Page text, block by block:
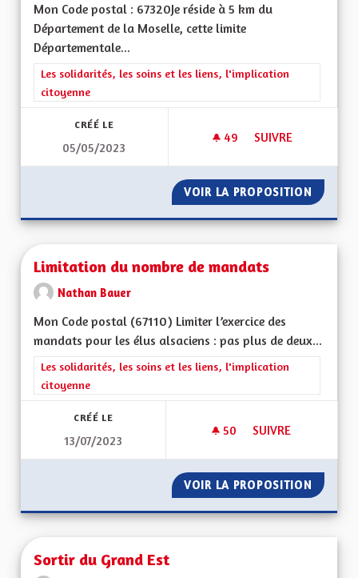
Mon Code postal : 67320Je réside à 5 km du
Département de la Moselle, cette limite
Départementale...
Filtrer les résultats de la catégorie : Les solidarités, les soins
Les solidarités, les soins et les liens, l'implication
citoyenne
CRÉÉ LE
05/05/2023
49 49 ABONNÉS
SUIVRE
VOIR LA PROPOSITION
Limitation du nombre de mandats
Nathan Bauer
Mon Code postal (67110) Limiter l’exercice des
mandats pour les élus alsaciens : pas plus de deux...
Filtrer les résultats de la catégorie : Les solidarités, les soins
Les solidarités, les soins et les liens, l'implication
citoyenne
CRÉÉ LE
13/07/2023
50 50 ABONNÉS
SUIVRE
VOIR LA PROPOSITION
Sortir du Grand Est